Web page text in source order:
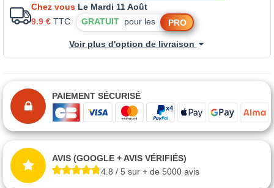
Chez vous Le Mardi 11 Août
9.9 € TTC GRATUIT pour les PRO
Voir plus d'option de livraison
PAIEMENT SÉCURISÉ
AVIS (GOOGLE + AVIS VÉRIFIÉS)
4.8 / 5 sur + de 5000 avis